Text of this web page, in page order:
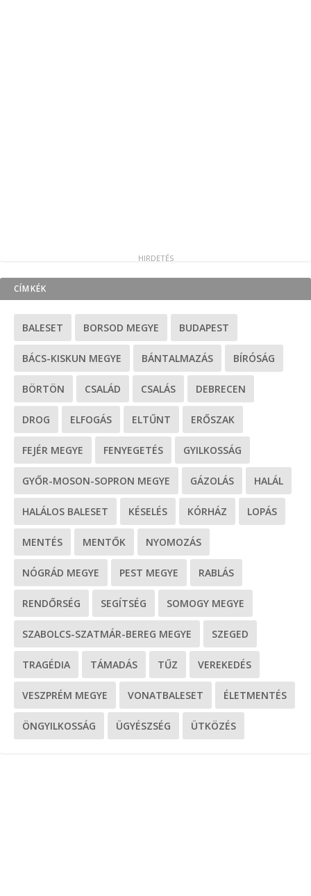
CÍMKÉK
BALESET BORSOD MEGYE BUDAPEST
BÁCS-KISKUN MEGYE BÁNTALMAZÁS BÍRÓSÁG
BÖRTÖN CSALÁD CSALÁS DEBRECEN
DROG ELFOGÁS ELTŰNT ERŐSZAK
FEJÉR MEGYE FENYEGETÉS GYILKOSSÁG
GYŐR-MOSON-SOPRON MEGYE GÁZOLÁS HALÁL
HALÁLOS BALESET KÉSELÉS KÓRHÁZ LOPÁS
MENTÉS MENTŐK NYOMOZÁS
NÓGRÁD MEGYE PEST MEGYE RABLÁS
RENDŐRSÉG SEGÍTSÉG SOMOGY MEGYE
SZABOLCS-SZATMÁR-BEREG MEGYE SZEGED
TRAGÉDIA TÁMADÁS TŰZ VEREKEDÉS
VESZPRÉM MEGYE VONATBALESET ÉLETMENTÉS
ÖNGYILKOSSÁG ÜGYÉSZSÉG ÜTKÖZÉS